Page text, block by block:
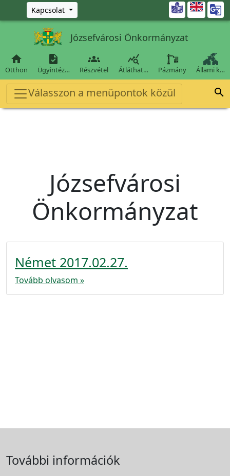
Ugrás a fő tartalomra
Kapcsolat 
Józsefvárosi Önkormányzat

Otthon

Ügyintéz…

Részvétel

Átláthat… Pázmány Állami k…
Válasszon a menüpontok közül 
Józsefvárosi
Önkormányzat
Német 2017.02.27.
Tovább olvasom »
További információk